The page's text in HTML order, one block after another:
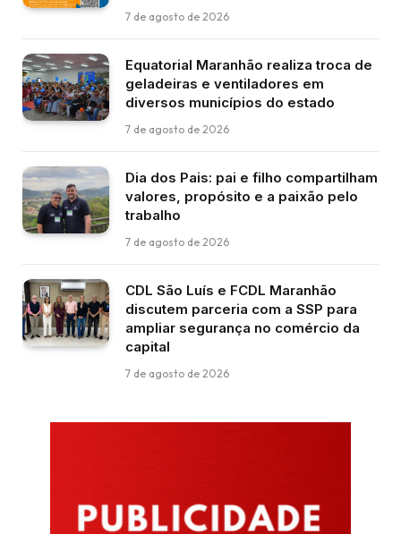
7 de agosto de 2026
Equatorial Maranhão realiza troca de
geladeiras e ventiladores em
diversos municípios do estado
7 de agosto de 2026
Dia dos Pais: pai e filho compartilham
valores, propósito e a paixão pelo
trabalho
7 de agosto de 2026
CDL São Luís e FCDL Maranhão
discutem parceria com a SSP para
ampliar segurança no comércio da
capital
7 de agosto de 2026